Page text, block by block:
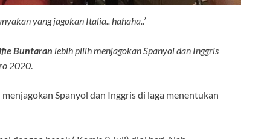
yang jagokan Italia.. hahaha..’
Buntaran lebih pilih menjagokan Spanyol dan Inggris
2020.
menjagokan Spanyol dan Inggris di laga menentukan